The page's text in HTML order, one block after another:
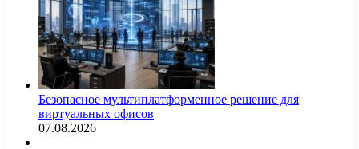
Безопасное мультиплатформенное решение для
виртуальных офисов
07.08.2026